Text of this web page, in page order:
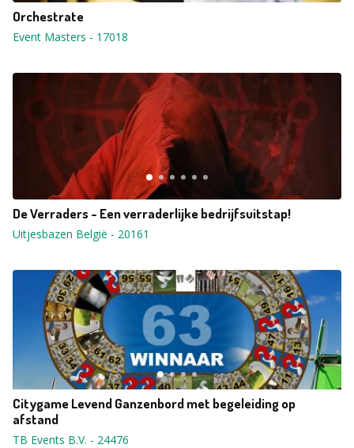
Orchestrate
Event Masters - 17018
De Verraders - Een verraderlijke bedrijfsuitstap!
Uitjesbazen België - 20161
Citygame Levend Ganzenbord met begeleiding op
afstand
TB Events B.V. - 24476